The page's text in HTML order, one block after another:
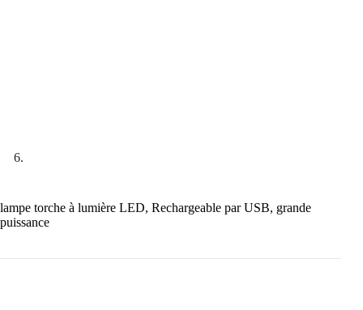
lampe torche à lumière LED, Rechargeable par USB, grande
puissance